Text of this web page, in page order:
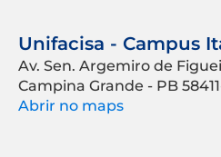
Unifacisa - Campus
Av. Sen. Argemiro de
Campina Grande - PB
Abrir no maps